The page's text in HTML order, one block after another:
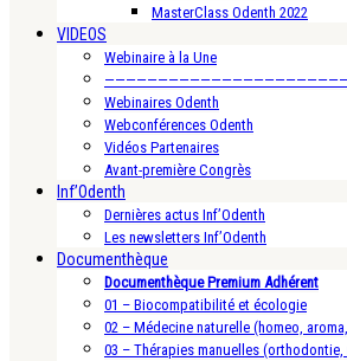
MasterClass Odenth 2022
VIDEOS
Webinaire à la Une
Webinaires Odenth
Webconférences Odenth
Vidéos Partenaires
Avant-première Congrès
Inf’Odenth
Dernières actus Inf’Odenth
Les newsletters Inf’Odenth
Documenthèque
Documenthèque Premium Adhérent
01 – Biocompatibilité et écologie
02 – Médecine naturelle (homeo,
03 – Thérapies manuelles